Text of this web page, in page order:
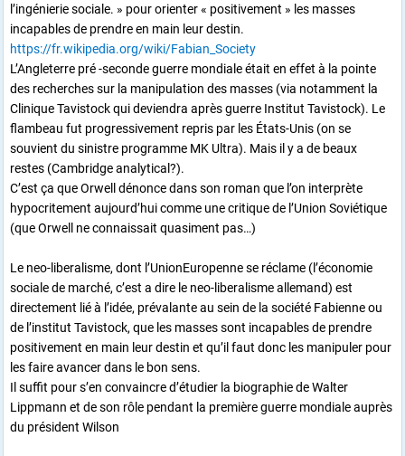
l’ingénierie sociale. » pour orienter « positivement » les masses
incapables de prendre en main leur destin.
https://fr.wikipedia.org/wiki/Fabian_Society
L’Angleterre pré -seconde guerre mondiale était en effet à la pointe
des recherches sur la manipulation des masses (via notamment la
Clinique Tavistock qui deviendra après guerre Institut Tavistock). Le
flambeau fut progressivement repris par les États-Unis (on se
souvient du sinistre programme MK Ultra). Mais il y a de beaux
restes (Cambridge analytical?).
C’est ça que Orwell dénonce dans son roman que l’on interprète
hypocritement aujourd’hui comme une critique de l’Union Soviétique
(que Orwell ne connaissait quasiment pas…)
Le neo-liberalisme, dont l’UnionEuropenne se réclame (l’économie
sociale de marché, c’est a dire le neo-liberalisme allemand) est
directement lié à l’idée, prévalante au sein de la société Fabienne ou
de l’institut Tavistock, que les masses sont incapables de prendre
positivement en main leur destin et qu’il faut donc les manipuler pour
les faire avancer dans le bon sens.
Il suffit pour s’en convaincre d’étudier la biographie de Walter
Lippmann et de son rôle pendant la première guerre mondiale auprès
du président Wilson